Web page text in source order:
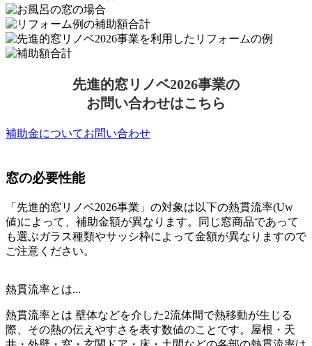
先進的窓リノベ2026事業の
お問い合わせはこちら
補助金についてお問い合わせ
窓の必要性能
「先進的窓リノベ2026事業」の対象は以下の熱貫流率(Uw
値)によって、補助金額が異なります。同じ窓商品であって
も選ぶガラス種類やサッシ枠によって金額が異なりますので
ご注意ください。
熱貫流率とは...
熱貫流率とは 壁体などを介した2流体間で熱移動が生じる
際、その熱の伝えやすさを表す数値のことです。屋根・天